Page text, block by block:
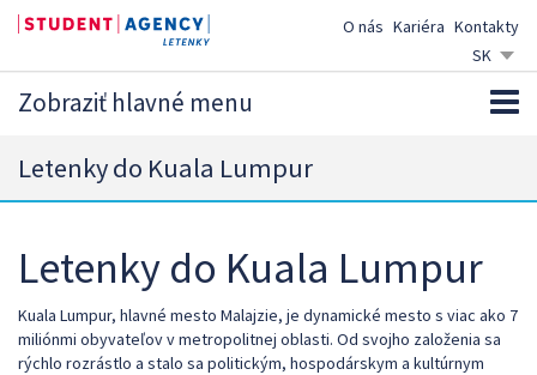
SK
CZ
O nás Kariéra Kontakty
Zobraziť hlavné menu
Letenky do Kuala Lumpur
Letenky do Kuala Lumpur
Kuala Lumpur, hlavné mesto Malajzie, je dynamické mesto s viac ako 7
miliónmi obyvateľov v metropolitnej oblasti. Od svojho založenia sa
rýchlo rozrástlo a stalo sa politickým, hospodárskym a kultúrnym